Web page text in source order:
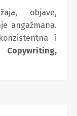
objave,
angažmana.
i
Copywriting,